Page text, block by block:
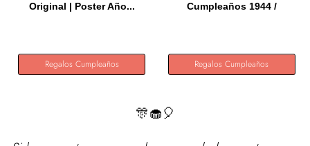
Original | Poster Año...
Regalos Cumpleaños
Cumpleaños 1944 /
Regalos Cumpleaños
🎊🧁🎈